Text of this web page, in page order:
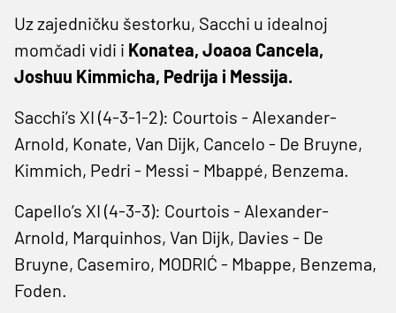
Uz zajedničku šestorku, Sacchi u idealnoj
momčadi vidi i Konatea, Joaoa Cancela,
Joshuu Kimmicha, Pedrija i Messija.
Sacchi’s XI (4-3-1-2): Courtois - Alexander-
Arnold, Konate, Van Dijk, Cancelo - De Bruyne,
Kimmich, Pedri - Messi - Mbappé, Benzema.
Capello’s XI (4-3-3): Courtois - Alexander-
Arnold, Marquinhos, Van Dijk, Davies - De
Bruyne, Casemiro, MODRIĆ - Mbappe, Benzema,
Foden.